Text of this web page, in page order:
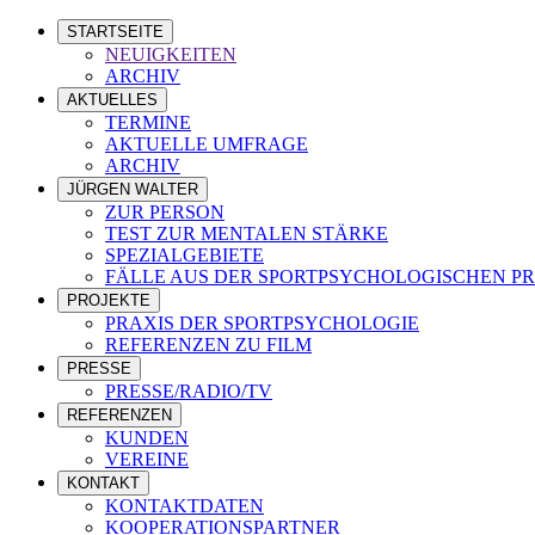
STARTSEITE
NEUIGKEITEN
ARCHIV
AKTUELLES
TERMINE
AKTUELLE UMFRAGE
ARCHIV
JÜRGEN WALTER
ZUR PERSON
TEST ZUR MENTALEN STÄRKE
SPEZIALGEBIETE
FÄLLE AUS DER SPORTPSYCHOLOGISCHEN
PROJEKTE
PRAXIS DER SPORTPSYCHOLOGIE
REFERENZEN ZU FILM
PRESSE
PRESSE/RADIO/TV
REFERENZEN
KUNDEN
VEREINE
KONTAKT
KONTAKTDATEN
KOOPERATIONSPARTNER